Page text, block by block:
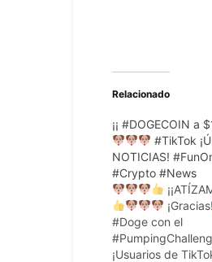
Relacionado
¡¡ #DOGECOIN a
#TikTok
NOTICIAS!
#Crypto #News
¡Gracias!
#Doge con el
¡Usuarios de